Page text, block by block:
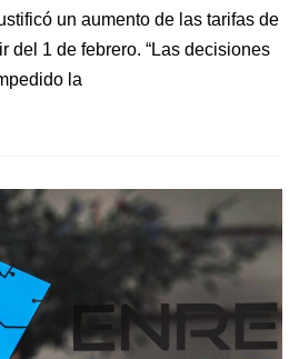
un aumento de las tarifas de
del 1 de febrero. “Las decisiones
la